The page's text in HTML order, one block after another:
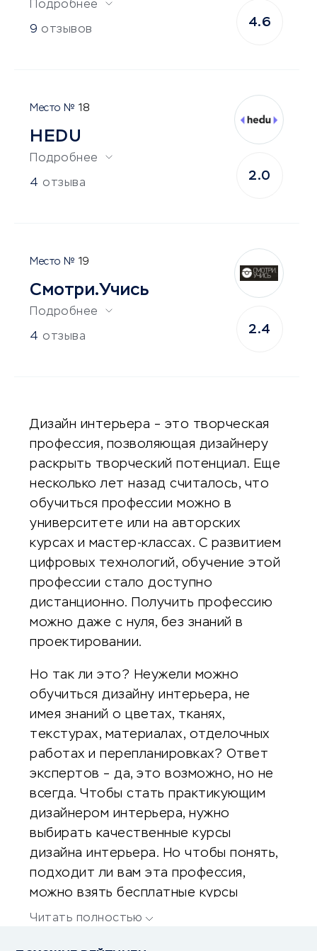
Подробнее
9 отзывов
4.6
18
HEDU
Подробнее
4 отзыва
2.0
19
Смотри.Учись
Подробнее
4 отзыва
2.4
Дизайн интерьера – это творческая
профессия, позволяющая дизайнеру
раскрыть творческий потенциал. Еще
несколько лет назад считалось, что
обучиться профессии можно в
университете или на авторских
курсах и мастер-классах. С развитием
цифровых технологий, обучение этой
профессии стало доступно
дистанционно. Получить профессию
можно даже с нуля, без знаний в
проектировании.
Но так ли это? Неужели можно
обучиться дизайну интерьера, не
имея знаний о цветах, тканях,
текстурах, материалах, отделочных
работах и перепланировках? Ответ
экспертов – да, это возможно, но не
всегда. Чтобы стать практикующим
дизайнером интерьера, нужно
выбирать качественные курсы
дизайна интерьера. Но чтобы понять,
подходит ли вам эта профессия,
можно взять бесплатные курсы
дизайна интерьера для начинающих в
Читать полностью